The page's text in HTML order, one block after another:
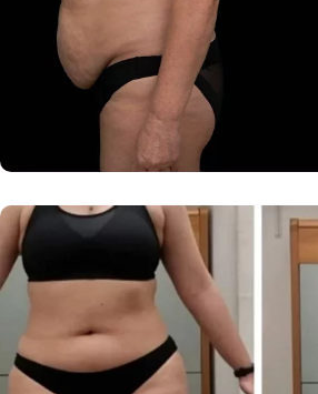
Новая эра на карте Санкт‑Петербурга — Яндекс Карты